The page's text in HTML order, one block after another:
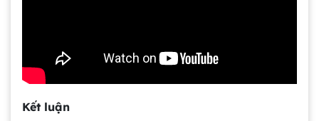
Kết luận